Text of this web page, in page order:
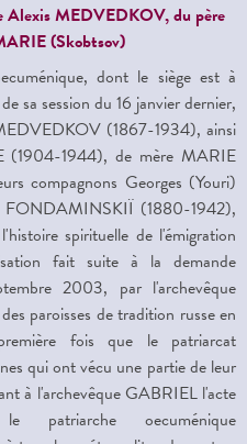
Alexis MEDVEDKOV, du père
(Skobtsov)
dont le siège est à
sa session du 16 janvier dernier,
(1867-1934), ainsi
(1904-1944), de mère MARIE
compagnons Georges (Youri)
FONDAMINSKIÏ (1880-1942),
spirituelle de l'émigration
fait suite à la demande
2003, par l'archevêque
paroisses de tradition russe en
fois que le patriarcat
qui ont vécu une partie de leur
à l'archevêque GABRIEL l'acte
patriarche oecuménique